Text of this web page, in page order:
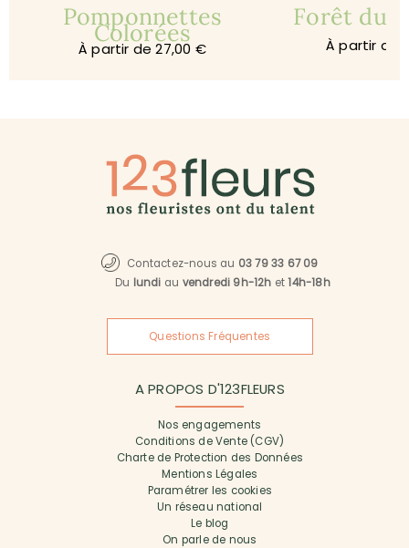
Pomponnettes
Colorées
À partir de 27,00 €
Forêt du
À partir de
Contactez-nous au 03 79 33 67 09
Du lundi au vendredi 9h-12h et14h-18h
Questions Fréquentes
A PROPOS D'123FLEURS
Nos engagements
Conditions de Vente (CGV)
Charte de Protection des Données
Mentions Légales
Paramétrer les cookies
Un réseau national
Le blog
On parle de nous